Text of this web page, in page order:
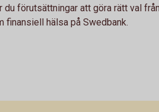
du förutsättningar att göra rätt val
finansiell hälsa på Swedbank.